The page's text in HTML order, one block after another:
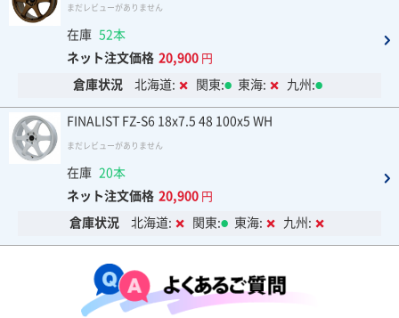
まだレビューがありません
在庫 52本
ネット注文価格 20,900 円
倉庫状況 北海道: 関東: 東海: 九州:
FINALIST FZ-S6 18x7.5 48 100x5 WH
まだレビューがありません
在庫 20本
ネット注文価格 20,900 円
倉庫状況 北海道: 関東: 東海: 九州: